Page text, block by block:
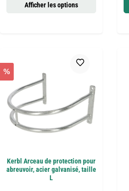
Afficher les options
%
Kerbl Arceau de protection pour
abreuvoir, acier galvanisé, taille
L